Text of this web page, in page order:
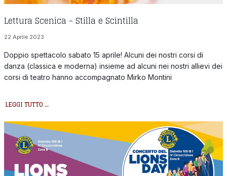
Lettura Scenica - Stilla e Scintilla
22 Aprile 2023
Doppio spettacolo sabato 15 aprile! Alcuni dei nostri corsi di
danza (classica e moderna) insieme ad alcuni nei nostri allievi dei
corsi di teatro hanno accompagnato Mirko Montini
LEGGI TUTTO …